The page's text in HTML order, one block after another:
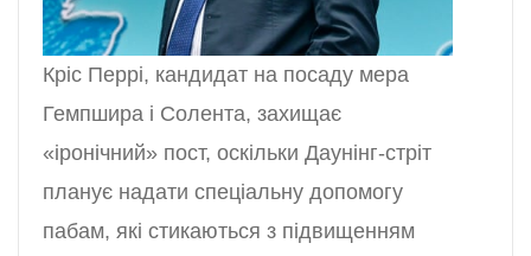
Кріс Перрі, кандидат на посаду мера
Гемпшира і Солента, захищає
«іронічний» пост, оскільки Даунінг-стріт
планує надати спеціальну допомогу
пабам, які стикаються з підвищенням